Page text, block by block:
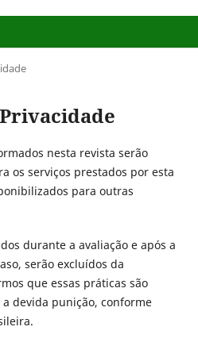
nesta revista serão
os serviços prestados por esta
para outras
durante a avaliação e após a
serão excluídos da
que essas práticas são
devida punição, conforme